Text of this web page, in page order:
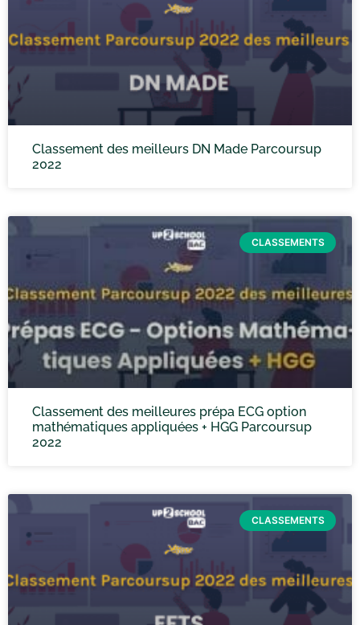
Classement des meilleurs DN Made Parcoursup
2022
CLASSEMENTS
Classement des meilleures prépa ECG option
mathématiques appliquées + HGG Parcoursup
2022
CLASSEMENTS